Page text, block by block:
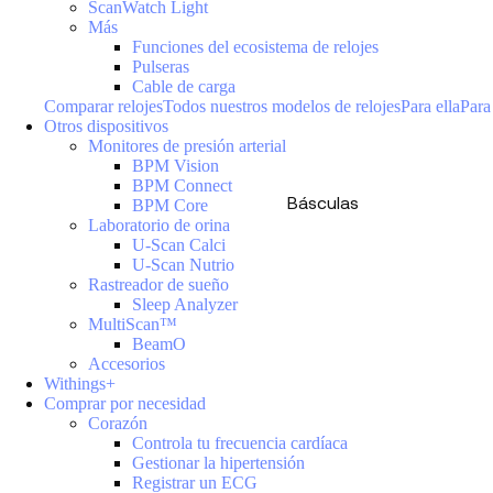
Básculas
ScanWatch Light
Más
Funciones del ecosistema de relojes
Pulseras
Cable de carga
Comparar relojesTodos nuestros modelos de relojesPara ella
Otros dispositivos
Monitores de presión arterial
BPM Vision
BPM Connect
BPM Core
Laboratorio de orina
U-Scan Calci
U-Scan Nutrio
Rastreador de sueño
Sleep Analyzer
MultiScan™
BeamO
Accesorios
Withings+
Comprar por necesidad
Corazón
Controla tu frecuencia cardíaca
Gestionar la hipertensión
Registrar un ECG